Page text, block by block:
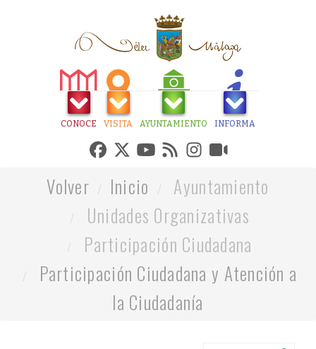
CONOCE VISITA AYUNTAMIENTO INFORMA
Volver Inicio
Ayuntamiento
Unidades Organizativas
Participación Ciudadana
Participación Ciudadana y Atención a
la Ciudadanía